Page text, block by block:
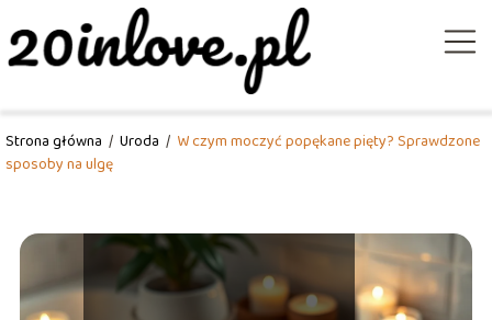
Strona główna / Uroda / W czym moczyć popękane pięty? Sprawdzone
sposoby na ulgę